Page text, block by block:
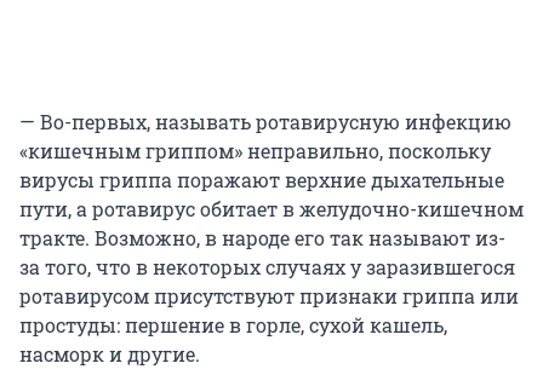
— Во-первых, называть ротавирусную инфекцию
«кишечным гриппом» неправильно, поскольку
вирусы гриппа поражают верхние дыхательные
пути, а ротавирус обитает в желудочно-кишечном
тракте. Возможно, в народе его так называют из-
за того, что в некоторых случаях у заразившегося
ротавирусом присутствуют признаки гриппа или
простуды: першение в горле, сухой кашель,
насморк и другие.